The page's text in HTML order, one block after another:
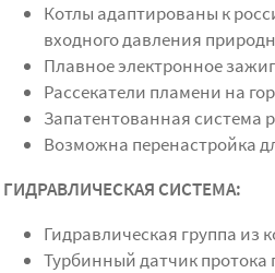
Котлы адаптированы к
входного давления
Плавное электронное
Рассекатели пламени на
Запатентованная система
Возможна перенастройка
ГИДРАВЛИЧЕСКАЯ СИСТЕМА:
Гидравлическая группа из
Турбинный датчик протока